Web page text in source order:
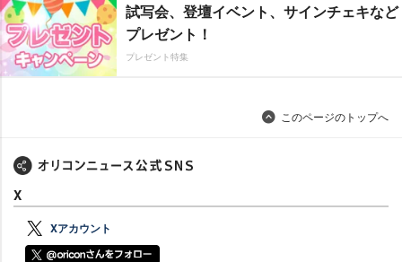
試写会、登壇イベント、サインチェキなど
プレゼント！
プレゼント特集
このページのトップへ
X
Xアカウント